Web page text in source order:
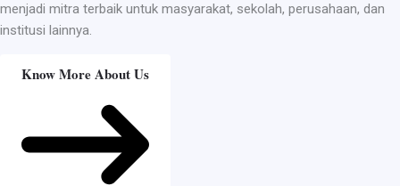
menjadi mitra terbaik untuk masyarakat, sekolah, perusahaan, dan
institusi lainnya.
Know More About Us